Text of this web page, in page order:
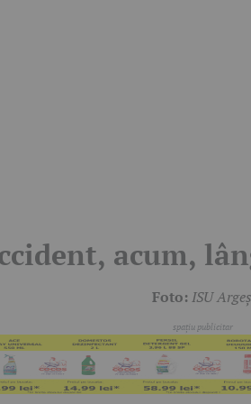
acum,
Foto:ISU Argeș